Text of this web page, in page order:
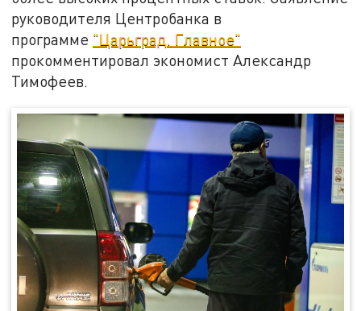
руководителя Центробанка в
программе "Царьград. Главное"
прокомментировал экономист Александр
Тимофеев.